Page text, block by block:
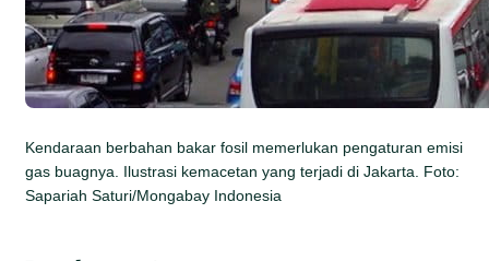
Kendaraan berbahan bakar fosil memerlukan pengaturan emisi
gas buagnya. Ilustrasi kemacetan yang terjadi di Jakarta. Foto:
Sapariah Saturi/Mongabay Indonesia